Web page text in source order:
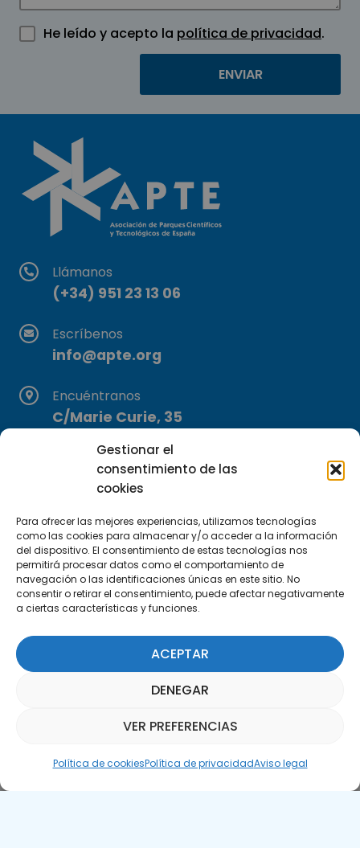
Gestionar el
consentimiento de las
cookies
Para ofrecer las mejores experiencias, utilizamos tecnologías
como las cookies para almacenar y/o acceder a la información
del dispositivo. El consentimiento de estas tecnologías nos
permitirá procesar datos como el comportamiento de
navegación o las identificaciones únicas en este sitio. No
consentir o retirar el consentimiento, puede afectar negativamente
a ciertas características y funciones.
ACEPTAR
DENEGAR
VER PREFERENCIAS
Política de cookiesPolítica de privacidadAviso legal
He leído y acepto la política de privacidad.
Llámanos
(+34) 951 23 13 06
Escríbenos
info@apte.org
Encuéntranos
C/Marie Curie, 35
Suscríbete a nuestra Newsletter
SUSCRÍBETE AQUÍ